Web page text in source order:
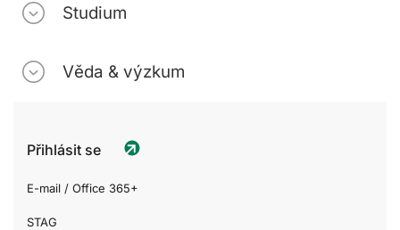
Studium
Věda & výzkum
Přihlásit se
E-mail / Office 365+
STAG